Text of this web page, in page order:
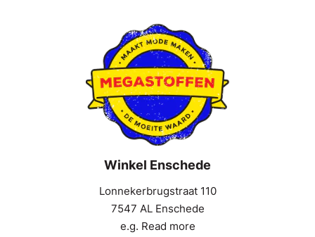
Winkel Enschede
Lonnekerbrugstraat 110
7547 AL Enschede
e.g. Read more